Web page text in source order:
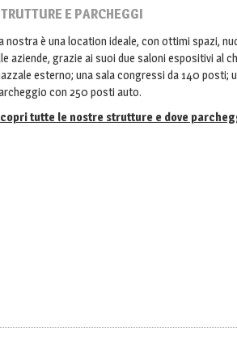
E PARCHEGGI
nostra è una location ideale, con ottimi spazi,
aziende, grazie ai suoi due saloni espositivi al
esterno; una sala congressi da 140 posti;
con 250 posti auto.
tutte le nostre strutture e dove